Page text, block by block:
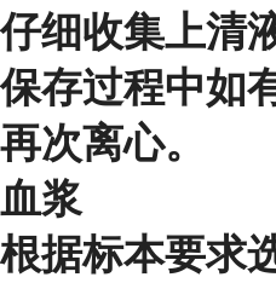
仔细收集上清
保存过程中如
再次离心。
血浆
根据标本要求